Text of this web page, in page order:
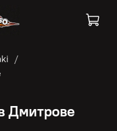
Дмитрове